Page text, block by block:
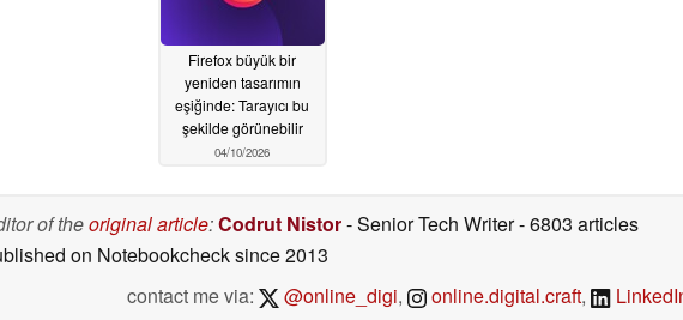
Firefox büyük bir
yeniden tasarımın
eşiğinde: Tarayıcı bu
şekilde görünebilir
04/10/2026
of theoriginal article:Codrut Nistor- Senior Tech Writer- 6803 articles
on Notebookchecksince 2013
contact me via:
@online_digi, online.digital.craft,